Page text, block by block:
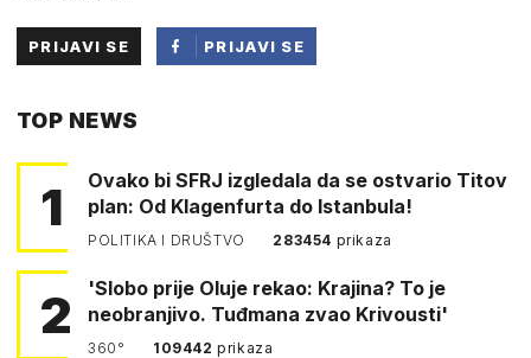
PRIJAVI SE
PRIJAVI SE
TOP NEWS
1
Ovako bi SFRJ izgledala da se ostvario Titov
plan: Od Klagenfurta do Istanbula!
POLITIKA I DRUŠTVO 283454 prikaza
2
'Slobo prije Oluje rekao: Krajina? To je
neobranjivo. Tuđmana zvao Krivousti'
360° 109442prikaza